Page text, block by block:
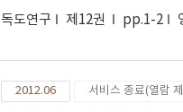
독도연구 제12권 pp.1-2
2012.06 서비스 종료(열람